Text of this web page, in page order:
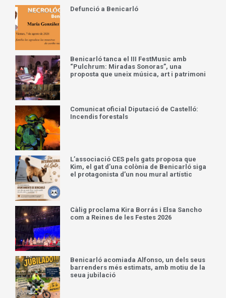
Defunció a Benicarló
Benicarló tanca el III FestMusic amb
“Pulchrum: Miradas Sonoras”, una
proposta que uneix música, art i patrimoni
Comunicat oficial Diputació de Castelló:
Incendis forestals
L’associació CES pels gats proposa que
Kim, el gat d’una colònia de Benicarló siga
el protagonista d’un nou mural artístic
Càlig proclama Kira Borrás i Elsa Sancho
com a Reines de les Festes 2026
Benicarló acomiada Alfonso, un dels seus
barrenders més estimats, amb motiu de la
seua jubilació